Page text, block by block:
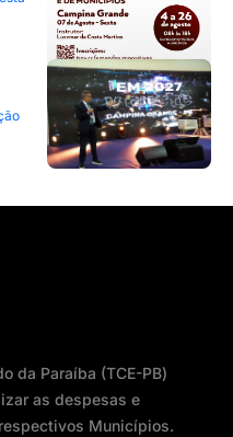
da Paraíba (TCE-PB)
as despesas e
Municípios.